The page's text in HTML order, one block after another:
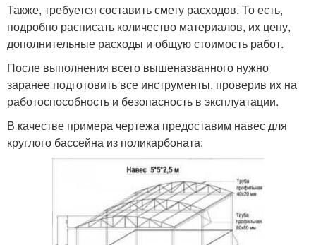
Также, требуется составить смету расходов. То есть,
подробно расписать количество материалов, их цену,
дополнительные расходы и общую стоимость работ.
После выполнения всего вышеназванного нужно
заранее подготовить все инструменты, проверив их на
работоспособность и безопасность в эксплуатации.
В качестве примера чертежа предоставим навес для
круглого бассейна из поликарбоната: